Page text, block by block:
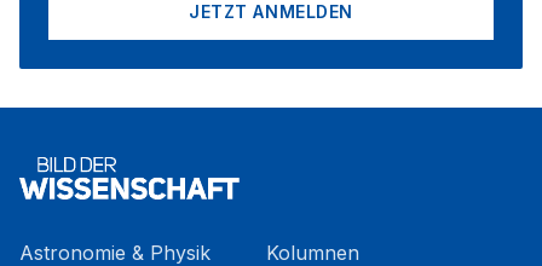
JETZT ANMELDEN
Astronomie & Physik
Kolumnen